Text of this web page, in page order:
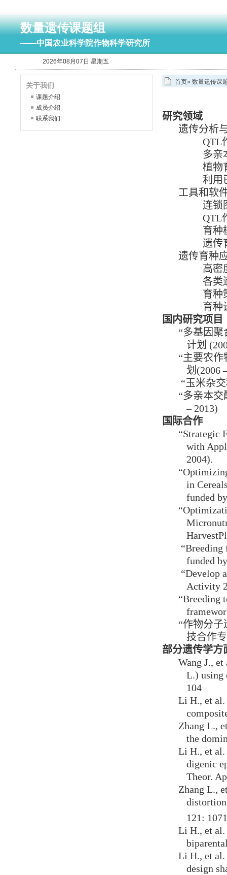
数量遗传课题组
——中国农业科学院作物科学研究所
2026年08月07日 星期五
关于我们
课题介绍
成员介绍
联系我们
首页» 数量遗传课
研究领域
遗传分析
QTL
多亲
植物
利用
工具和软
连锁
QTL
育种
遗传
遗传育种
高密
各类
育种
育种
国内研究项目
“多基因聚
计划
“主要农
划 (2006
“玉米杂
“多亲本交
– 2013)
国际合作
“Strategic
with
2004).
in
funded
funded
“Develop
Activity
“Breeding
“作物分
技合作
部分遗传学方
Wang J.,
L.) using
104
Li H., et
Zhang L.,
the
Li H., et
digenic
Theor.
Zhang L.,
121:
Li H., et al.
Li H., et al.
design